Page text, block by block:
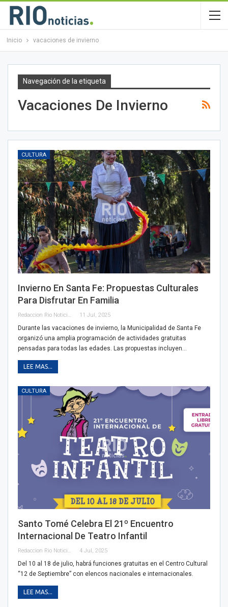
Inicio vacaciones de invierno
Navegación de la etiqueta
Vacaciones De Invierno
CULTURA
Invierno En Santa Fe: Propuestas Culturales
Para Disfrutar En Familia
11 Jul, 2025
Durante las vacaciones de invierno, la Municipalidad de Santa Fe
organizó una amplia programación de actividades gratuitas
pensadas para todas las edades. Las propuestas incluyen…
LEE MAS...
CULTURA
Santo Tomé Celebra El 21º Encuentro
Internacional De Teatro Infantil
Redaccion Rio Noticias 4 Jul, 2025
Del 10 al 18 de julio, habrá funciones gratuitas en el Centro Cultural
“12 de Septiembre” con elencos nacionales e internacionales.
LEE MAS...